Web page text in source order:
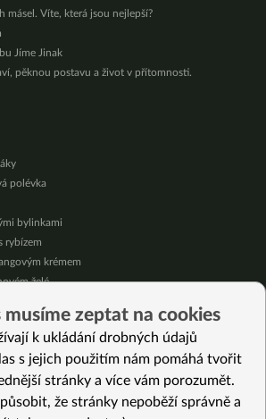
másel. Víte, která jsou nejlepší?
Jíme Jinak
pěknou postavu a život v přítomnosti.
polévka
bylinkami
rybízem
krémem
želé
zeleninou
krémem
musíme zeptat na cookies
k ukládání drobných údajů
s jejich použitím nám pomáhá tvořit
stránky a více vám porozumět.
že stránky nepoběží správně a